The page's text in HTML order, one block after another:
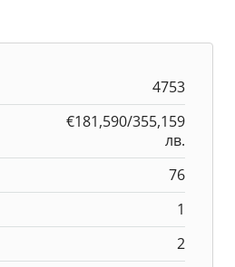
4753
€181,590/355,159
лв.
76
1
2